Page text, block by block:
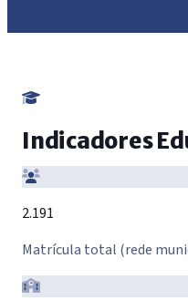
Indicadores
2.191
Matrícula total (rede